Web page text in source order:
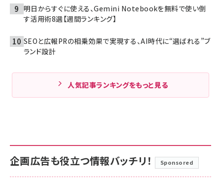
明日からすぐに使える、Gemini Notebookを無料で使い倒
す活用術8選【週間ランキング】
SEOと広報PRの相乗効果で実現する、AI時代に“選ばれる”ブ
ランド設計
人気記事ランキングをもっと見る
企画広告も役立つ情報バッチリ！ Sponsored